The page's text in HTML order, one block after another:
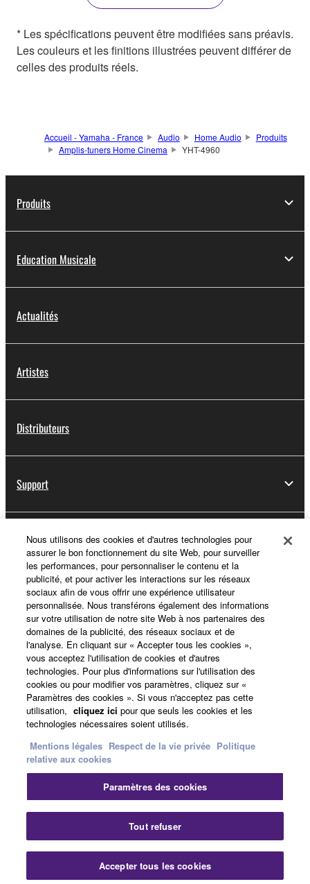
* Les spécifications peuvent être modifiées sans préavis.
Les couleurs et les finitions illustrées peuvent différer de
celles des produits réels.
Accueil - Yamaha - France Audio Home Audio
Produits
Amplis-tuners Home Cinema
YHT-4960
Produits
Education Musicale
Actualités
Artistes
Distributeurs
Support
Yamaha Music ID - Enregistrement
A propos de Yamaha
France - French
Professionnel
Nous contacterConditions d'utilisation
Respect de la vie privéePolitique relative aux cookies
Mentions légales
© Yamaha Corporation.
Nous utilisons des cookies et d'autres technologies pour
assurer le bon fonctionnement du site Web, pour surveiller
les performances, pour personnaliser le contenu et la
publicité, et pour activer les interactions sur les réseaux
sociaux afin de vous offrir une expérience utilisateur
personnalisée. Nous transférons également des informations
sur votre utilisation de notre site Web à nos partenaires des
domaines de la publicité, des réseaux sociaux et de
l'analyse. En cliquant sur « Accepter tous les cookies »,
vous acceptez l'utilisation de cookies et d'autres
technologies. Pour plus d'informations sur l'utilisation des
cookies ou pour modifier vos paramètres, cliquez sur «
Paramètres des cookies ». Si vous n'acceptez pas cette
utilisation, cliquez ici pour que seuls les cookies et les
technologies nécessaires soient utilisés.
Mentions légales Respect de la vie privée Politique
relative aux cookies
Paramètres des cookies
Tout refuser
Accepter tous les cookies